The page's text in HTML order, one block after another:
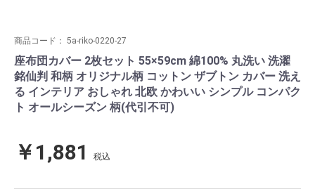
商品コード： 5a-riko-0220-27
座布団カバー 2枚セット 55×59cm 綿100% 丸洗い 洗濯
銘仙判 和柄 オリジナル柄 コットン ザブトン カバー 洗え
る インテリア おしゃれ 北欧 かわいい シンプル コンパク
ト オールシーズン 柄(代引不可)
￥1,881 税込